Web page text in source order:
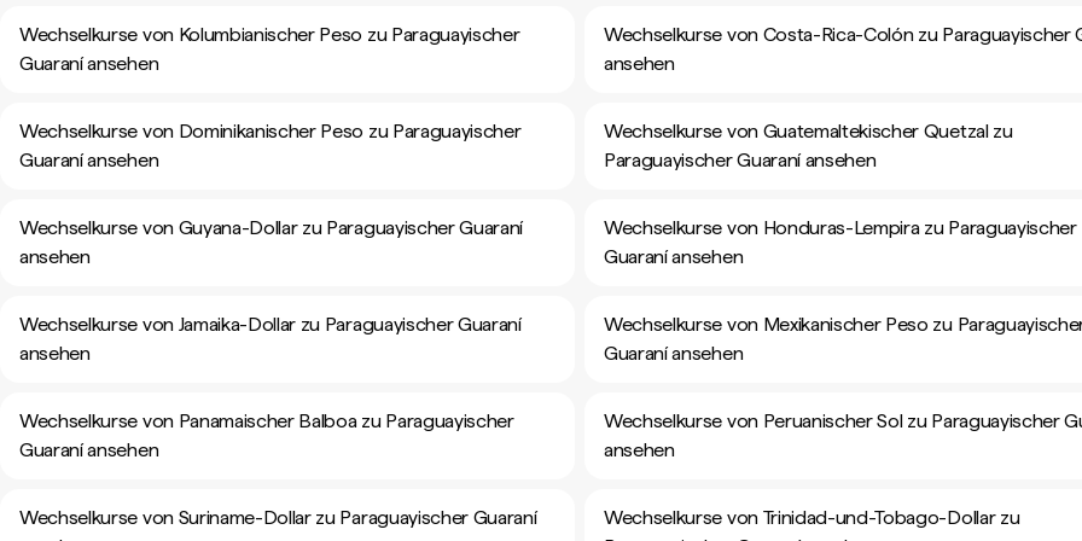
Wechselkurse von Kolumbianischer Peso zu Paraguayischer
Guaraní ansehen
Wechselkurse von Costa-Rica-Colón zu Paraguayischer
ansehen
Wechselkurse von Dominikanischer Peso zu Paraguayischer
Guaraní ansehen
Wechselkurse von Guatemaltekischer Quetzal zu
Paraguayischer Guaraní ansehen
Wechselkurse von Guyana-Dollar zu Paraguayischer Guaraní
ansehen
Wechselkurse von Honduras-Lempira zu Paraguayischer
Guaraní ansehen
Wechselkurse von Jamaika-Dollar zu Paraguayischer Guaraní
ansehen
Wechselkurse von Mexikanischer Peso zu
Guaraní ansehen
Wechselkurse von Panamaischer Balboa zu Paraguayischer
Guaraní ansehen
Wechselkurse von Peruanischer Sol zu Paraguayischer
ansehen
Wechselkurse von Suriname-Dollar zu Paraguayischer Guaraní
Wechselkurse von Trinidad-und-Tobago-Dollar zu